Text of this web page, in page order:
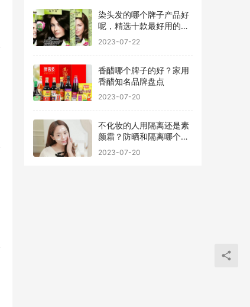
染头发的哪个牌子产品好
呢，精选十款最好用的染
发剂品牌
2023-07-22
香醋哪个牌子的好？家用
香醋知名品牌盘点
2023-07-20
不化妆的人用隔离还是素
颜霜？防晒和隔离哪个先
用最好
2023-07-20